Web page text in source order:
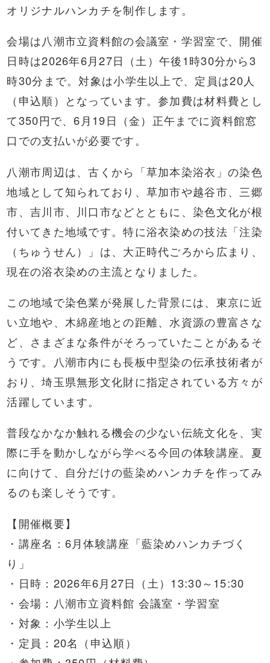
オリジナルハンカチを制作します。
会場は八潮市立資料館の会議室・学習室で、開催
日時は2026年6月27日（土）午後1時30分から3
時30分まで。対象は小学生以上で、定員は20人
（申込順）となっています。参加費は材料費とし
て350円で、6月19日（金）正午までに資料館窓
口での支払いが必要です。
八潮市周辺は、古くから「草加本染浴衣」の染色
地域として知られており、草加市や越谷市、三郷
市、吉川市、川口市などとともに、染色文化が根
付いてきた地域です。特に浴衣染めの技法「注染
（ちゅうせん）」は、大正時代ごろから広まり、
現在の浴衣染めの主流となりました。
この地域で染色業が発展した背景には、東京に近
い立地や、木綿産地との距離、水資源の豊富さな
ど、さまざまな条件がそろっていたことがあるそ
うです。八潮市内にも長板中型染の伝承技術者が
おり、埼玉県無形文化財に指定されている方々が
活躍しています。
普段なかなか触れる機会の少ない伝統文化を、実
際に手を動かしながら学べる今回の体験講座。夏
に向けて、自分だけの藍染めハンカチを作ってみ
るのも楽しそうです。
【開催概要】
・講座名：6月体験講座「藍染めハンカチづく
り」
・日時：2026年6月27日（土）13:30～15:30
・会場：八潮市立資料館 会議室・学習室
・対象：小学生以上
・定員：20名（申込順）